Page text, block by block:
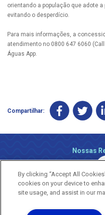
orientando a população que adote
evitando o desperdício.
Para mais informações, a
atendimento no 0800 647 6060
Águas App.
Compartilhar:
Nossas
By clicking “Accept All
cookies on your device to
site usage, and assist in our